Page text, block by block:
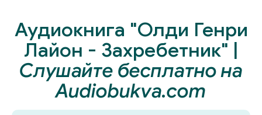
Аудиокнига "Олди Генри
Лайон - Захребетник" |
Слушайте бесплатно на
Audiobukva.com